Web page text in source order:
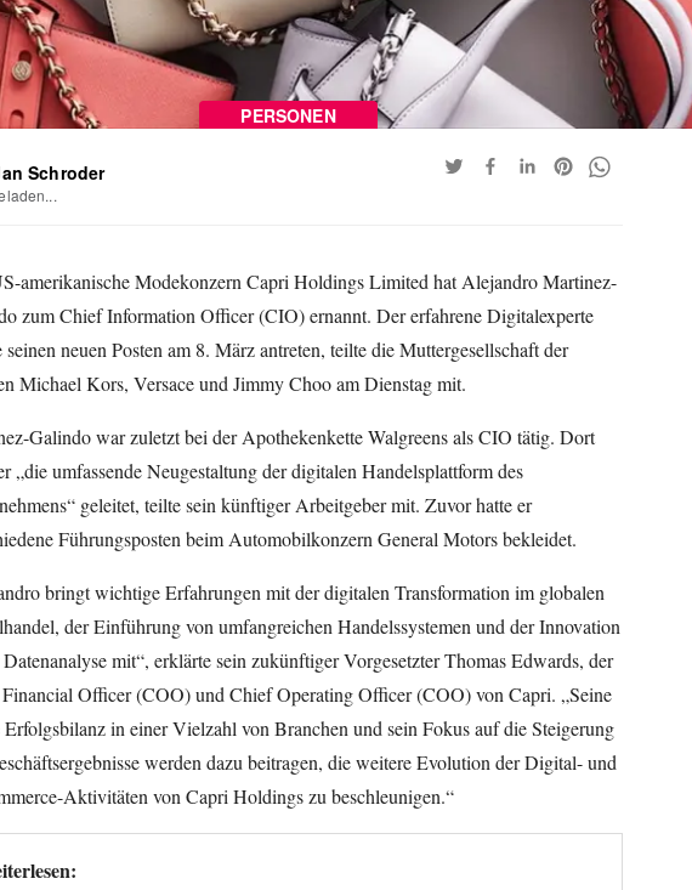
PERSONEN
Schroder
amerikanische Modekonzern Capri Holdings Limited hat Alejandro Martinez-
zum Chief Information Officer (CIO) ernannt. Der erfahrene Digitalexperte
seinen neuen Posten am 8. März antreten, teilte die Muttergesellschaft der
Michael Kors, Versace und Jimmy Choo am Dienstag mit.
Galindo war zuletzt bei der Apothekenkette Walgreens als CIO tätig. Dort
„die umfassende Neugestaltung der digitalen Handelsplattform des
geleitet, teilte sein künftiger Arbeitgeber mit. Zuvor hatte er
Führungsposten beim Automobilkonzern General Motors bekleidet.
bringt wichtige Erfahrungen mit der digitalen Transformation im globalen
der Einführung von umfangreichen Handelssystemen und der Innovation
mit“, erklärte sein zukünftiger Vorgesetzter Thomas Edwards, der
Officer (COO) und Chief Operating Officer (COO) von Capri. „Seine
Erfolgsbilanz in einer Vielzahl von Branchen und sein Fokus auf die Steigerung
werden dazu beitragen, die weitere Evolution der Digital- und
Aktivitäten von Capri Holdings zu beschleunigen.“